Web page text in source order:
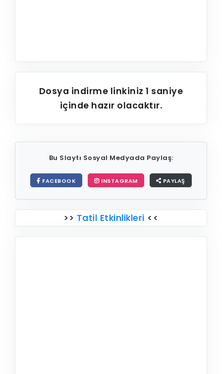
Dosya indirme linkiniz1 saniye
içinde hazır olacaktır.
Bu Slaytı Sosyal Medyada Paylaş:
FACEBOOK INSTAGRAM PAYLAŞ
>> Tatil Etkinlikleri <<